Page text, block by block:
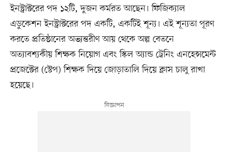
ইনস্ট্রাক্টরের পদ ১২টি, দুজন কর্মরত আছেন। ফিজিক্যাল
এডুকেশন ইনস্ট্রাক্টরের পদ একটি, একটিই শূন্য। এই শূন্যতা পূরণ
করতে প্রতিষ্ঠানের অভ্যন্তরীণ আয় থেকে অল্প বেতনে
অত্যাবশ্যকীয় শিক্ষক নিয়োগ এবং স্কিল অ্যান্ড ট্রেনিং এনহেন্সমেন্ট
প্রজেক্টের (স্টেপ) শিক্ষক দিয়ে জোড়াতালি দিয়ে ক্লাস চালু রাখা
হয়েছে।